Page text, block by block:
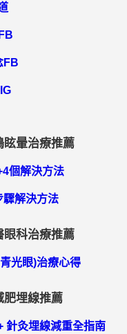
FB
眩暈治療推薦
個解決方法
驟解決方法
眼科治療推薦
光眼)治療心得
肥埋線推薦
針灸埋線減重全指南